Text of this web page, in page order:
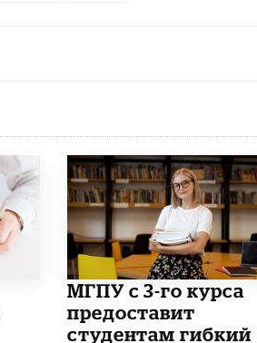
МГПУ с 3-го курса
предоставит
студентам гибкий